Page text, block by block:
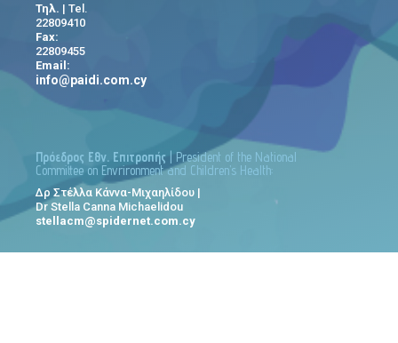
Τηλ. | Tel.
22809410
Fax:
22809455
Email:
info@paidi.com.cy
Πρόεδρος Εθν. Επιτροπής | President of the National
Committee on Envrironment and Children’s Health:
Δρ Στέλλα Κάννα-Μιχαηλίδου |
Dr Stella Canna Michaelidou
stellacm@spidernet.com.cy